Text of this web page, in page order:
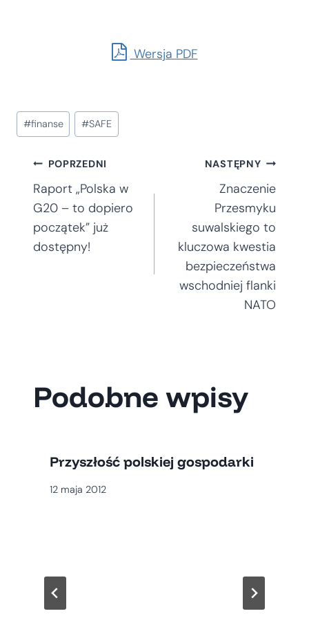
Wersja PDF
Tagi
wpisu:
#finanse #SAFE
Nawigacja
wpisu
POPRZEDNI
Raport „Polska w
G20 – to dopiero
początek” już
dostępny!
NASTĘPNY
Znaczenie
Przesmyku
suwalskiego to
kluczowa kwestia
bezpieczeństwa
wschodniej flanki
NATO
Podobne wpisy
Przyszłość polskiej gospodarki
12 maja 2012